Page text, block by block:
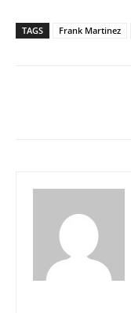
TAGS Frank Martinez